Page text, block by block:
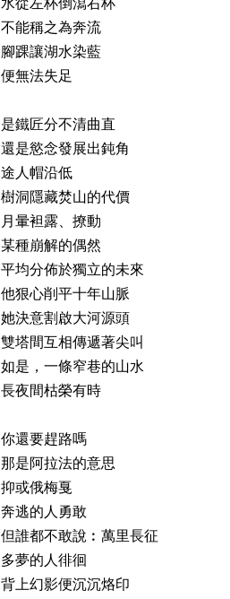
水從左杯倒瀉右杯
不能稱之為奔流
腳踝讓湖水染藍
便無法失足
是鐵匠分不清曲直
還是慾念發展出鈍角
途人帽沿低
樹洞隱藏焚山的代價
月暈袒露、撩動
某種崩解的偶然
平均分佈於獨立的未來
他狠心削平十年山脈
她決意割啟大河源頭
雙塔間互相傳遞著尖叫
如是，一條窄巷的山水
長夜間枯榮有時
你還要趕路嗎
那是阿拉法的意思
抑或俄梅戛
奔逃的人勇敢
但誰都不敢說︰萬里長征
多夢的人徘徊
背上幻影便沉沉烙印